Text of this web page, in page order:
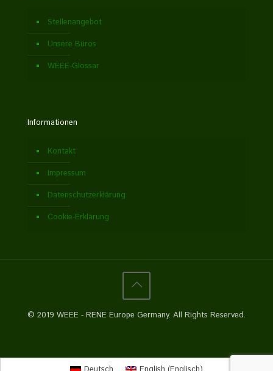
Stellenangebot
Unsere Büros
WEEE-Glossar
Informationen
Kontakt
Impressum
Datenschutzerklärung
Cookie-Erklärung
© 2019 WEEE - RENE Europe Germany. All Rights Reserved.